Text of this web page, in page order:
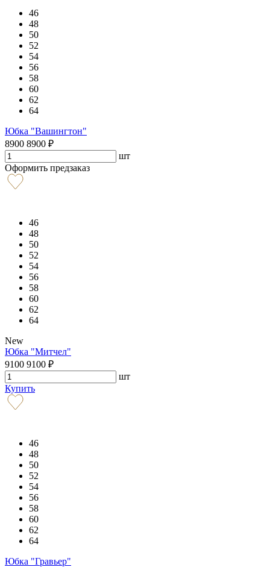
46
48
50
52
54
56
58
60
62
64
Юбка "Вашингтон"
8900 8900 ₽
шт
Оформить предзаказ
46
48
50
52
54
56
58
60
62
64
New
Юбка "Митчел"
9100 9100 ₽
шт
Купить
46
48
50
52
54
56
58
60
62
64
Юбка "Гравьер"